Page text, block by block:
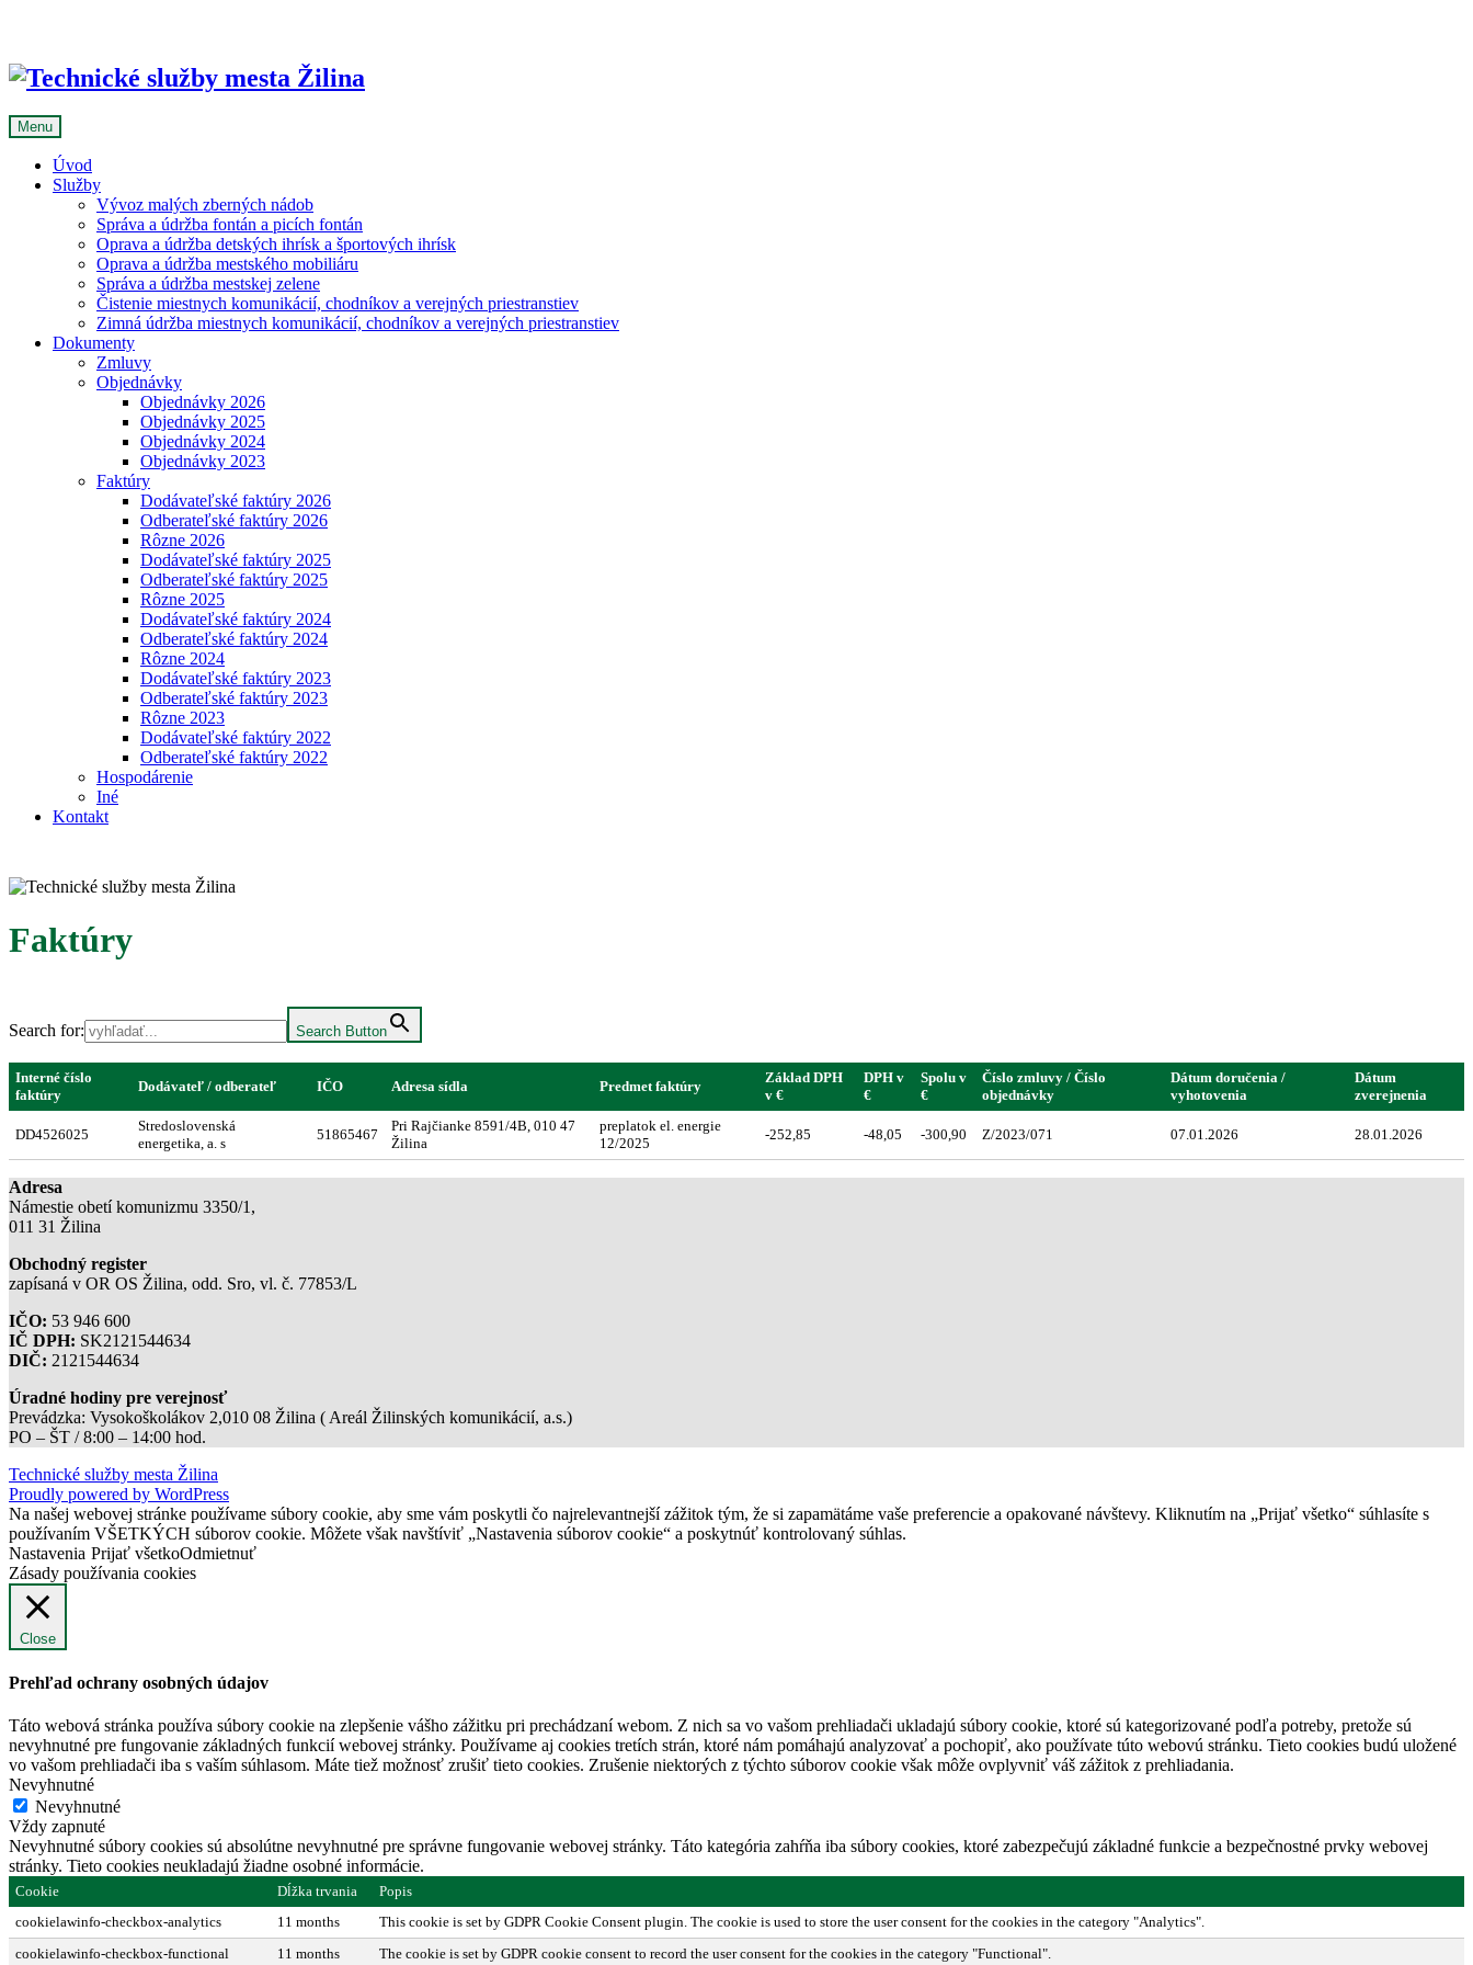
Menu
Úvod
Služby
Vývoz malých zberných nádob
Správa a údržba fontán a picích fontán
Oprava a údržba detských ihrísk a športových ihrísk
Oprava a údržba mestského mobiliáru
Správa a údržba mestskej zelene
Čistenie miestnych komunikácií, chodníkov a verejných priestranstiev
Zimná údržba miestnych komunikácií, chodníkov a verejných priestranstiev
Dokumenty
Zmluvy
Objednávky
Objednávky 2026
Objednávky 2025
Objednávky 2024
Objednávky 2023
Faktúry
Dodávateľské faktúry 2026
Odberateľské faktúry 2026
Rôzne 2026
Dodávateľské faktúry 2025
Odberateľské faktúry 2025
Rôzne 2025
Dodávateľské faktúry 2024
Odberateľské faktúry 2024
Rôzne 2024
Dodávateľské faktúry 2023
Odberateľské faktúry 2023
Rôzne 2023
Dodávateľské faktúry 2022
Odberateľské faktúry 2022
Hospodárenie
Iné
Kontakt
Faktúry
Search for: Search Button
Interné číslo
faktúry
Dodávateľ / odberateľ IČO Adresa sídla Predmet faktúry
Základ DPH
v €
DPH v
€
Spolu v
€
Číslo zmluvy / Číslo
objednávky
Dátum doručenia /
vyhotovenia
Dátum
zverejnenia
DD4526025
Stredoslovenská
energetika, a. s
51865467
Pri Rajčianke 8591/4B, 010 47
Žilina
preplatok el. energie
12/2025
-252,85 -48,05 -300,90 Z/2023/071 07.01.2026 28.01.2026
Adresa
Námestie obetí komunizmu 3350/1,
011 31 Žilina
Obchodný register
zapísaná v OR OS Žilina, odd. Sro, vl. č. 77853/L
IČO: 53 946 600
IČ DPH: SK2121544634
DIČ: 2121544634
Úradné hodiny pre verejnosť
Prevádzka: Vysokoškolákov 2,010 08 Žilina ( Areál Žilinských komunikácií, a.s.)
PO – ŠT / 8:00 – 14:00 hod.
Technické služby mesta Žilina
Proudly powered by WordPress
Na našej webovej stránke používame súbory cookie, aby sme vám poskytli čo najrelevantnejší zážitok tým, že si zapamätáme vaše preferencie a opakované návštevy. Kliknutím na „Prijať všetko“ súhlasíte s
používaním VŠETKÝCH súborov cookie. Môžete však navštíviť „Nastavenia súborov cookie“ a poskytnúť kontrolovaný súhlas.
Nastavenia Prijať všetkoOdmietnuť
Zásady používania cookies
Close
Prehľad ochrany osobných údajov
Táto webová stránka používa súbory cookie na zlepšenie vášho zážitku pri prechádzaní webom. Z nich sa vo vašom prehliadači ukladajú súbory cookie, ktoré sú kategorizované podľa potreby, pretože sú
nevyhnutné pre fungovanie základných funkcií webovej stránky. Používame aj cookies tretích strán, ktoré nám pomáhajú analyzovať a pochopiť, ako používate túto webovú stránku. Tieto cookies budú uložené
vo vašom prehliadači iba s vaším súhlasom. Máte tiež možnosť zrušiť tieto cookies. Zrušenie niektorých z týchto súborov cookie však môže ovplyvniť váš zážitok z prehliadania.
Nevyhnutné
Nevyhnutné
Vždy zapnuté
Nevyhnutné súbory cookies sú absolútne nevyhnutné pre správne fungovanie webovej stránky. Táto kategória zahŕňa iba súbory cookies, ktoré zabezpečujú základné funkcie a bezpečnostné prvky webovej
stránky. Tieto cookies neukladajú žiadne osobné informácie.
Cookie Dĺžka trvania
Popis
cookielawinfo-checkbox-analytics
11 months
This cookie is set by GDPR Cookie Consent plugin. The cookie is used to store the user consent for the cookies in the category "Analytics".
cookielawinfo-checkbox-functional
11 months The cookie is set by GDPR cookie consent to record the user consent for the cookies in the category "Functional".